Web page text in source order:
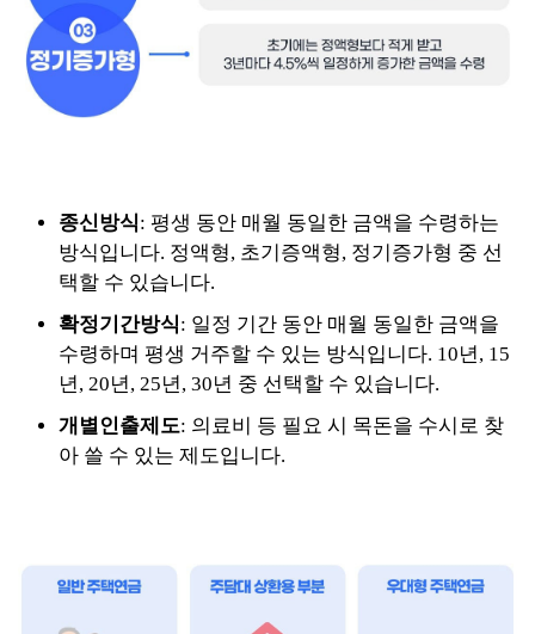
종신방식: 평생 동안 매월 동일한 금액을 수령하는
방식입니다. 정액형, 초기증액형, 정기증가형 중 선
택할 수 있습니다.
확정기간방식: 일정 기간 동안 매월 동일한 금액을
수령하며 평생 거주할 수 있는 방식입니다. 10년, 15
년, 20년, 25년, 30년 중 선택할 수 있습니다.
개별인출제도: 의료비 등 필요 시 목돈을 수시로 찾
아 쓸 수 있는 제도입니다.